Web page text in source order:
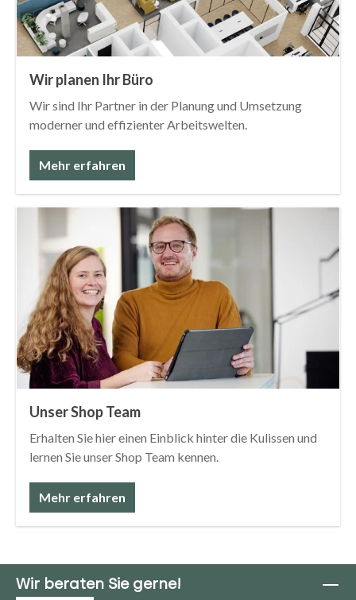
Wir planen Ihr Büro
Wir sind Ihr Partner in der Planung und Umsetzung
Mehr erfahren
Unser Shop Team
Erhalten Sie hier einen Einblick hinter die Kulissen und
Mehr erfahren